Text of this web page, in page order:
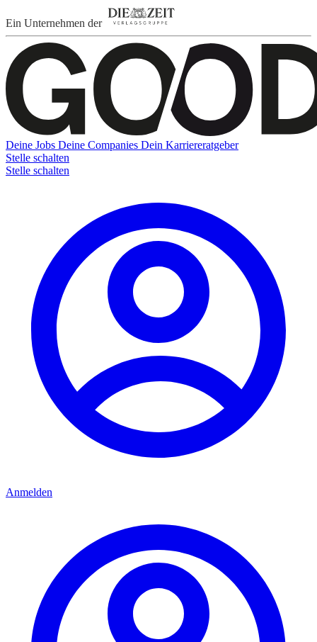
Ein Unternehmen der
Deine Jobs Deine Companies Dein Karriereratgeber
Stelle schalten
Stelle schalten
Anmelden